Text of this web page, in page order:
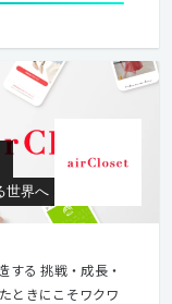
世界へ
成長・
ときにこそワクワ